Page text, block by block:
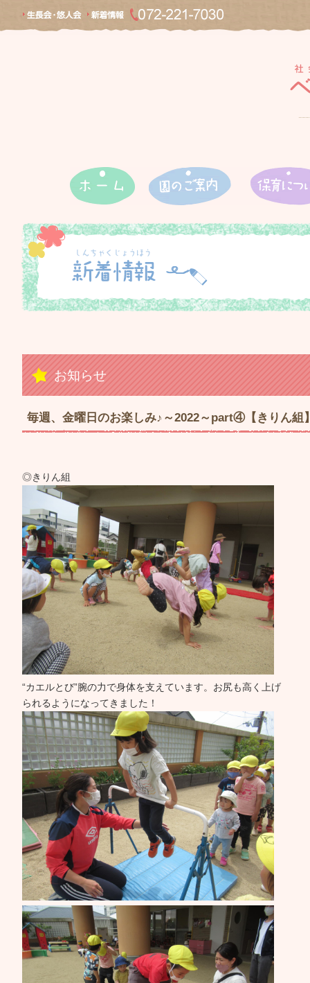
お知らせ
毎週、金曜日のお楽しみ♪～2022～part④【きりん組
◎きりん組
“カエルとび”腕の力で身体を支えています。お尻も高く上げ
られるようになってきました！